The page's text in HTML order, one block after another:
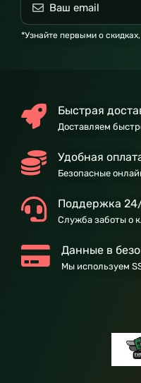
*Узнайте первыми о
Быстрая
Доставляем
Удобная
Безопасные
Поддержка
Служба заботы о
Данные в
Мы используем